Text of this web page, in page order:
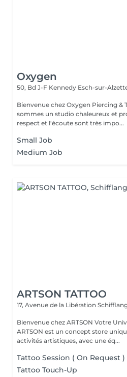
Oxygen
50, Bd J-F Kennedy Esch-sur-
Bienvenue chez Oxygen Piercing & Tattoo à Esch. Nous
sommes un studio chaleureux et
respect et l'écoute sont très impo...
Small Job
Medium Job
ARTSON TATTOO
17, Avenue de la Libération
Bienvenue chez ARTSON Votre Univers Artistique et Créatif
ARTSON est un concept store
activités artistiques, avec une éq...
Tattoo Session ( On Request )
Tattoo Touch-Up